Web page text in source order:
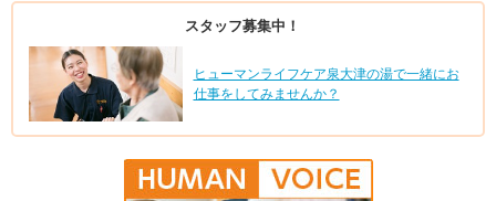
スタッフ募集中！
ヒューマンライフケア泉大津の湯で一緒にお
仕事をしてみませんか？